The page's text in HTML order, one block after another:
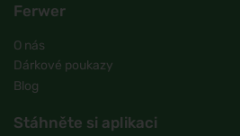
Ferwer
O nás
Dárkové poukazy
Blog
Stáhněte si aplikaci